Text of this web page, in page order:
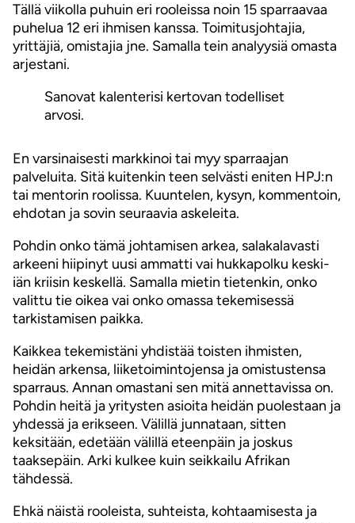
Tällä viikolla puhuin eri rooleissa noin 15 sparraavaa
puhelua 12 eri ihmisen kanssa. Toimitusjohtajia,
yrittäjiä, omistajia jne. Samalla tein analyysiä omasta
arjestani.
Sanovat kalenterisi kertovan todelliset
arvosi.
En varsinaisesti markkinoi tai myy sparraajan
palveluita. Sitä kuitenkin teen selvästi eniten HPJ:n
tai mentorin roolissa. Kuuntelen, kysyn, kommentoin,
ehdotan ja sovin seuraavia askeleita.
Pohdin onko tämä johtamisen arkea, salakalavasti
arkeeni hiipinyt uusi ammatti vai hukkapolku keski-
iän kriisin keskellä. Samalla mietin tietenkin, onko
valittu tie oikea vai onko omassa tekemisessä
tarkistamisen paikka.
Kaikkea tekemistäni yhdistää toisten ihmisten,
heidän arkensa, liiketoimintojensa ja omistustensa
sparraus. Annan omastani sen mitä annettavissa on.
Pohdin heitä ja yritysten asioita heidän puolestaan ja
yhdessä ja erikseen. Välillä junnataan, sitten
keksitään, edetään välillä eteenpäin ja joskus
taaksepäin. Arki kulkee kuin seikkailu Afrikan
tähdessä.
Ehkä näistä rooleista, suhteista, kohtaamisesta ja